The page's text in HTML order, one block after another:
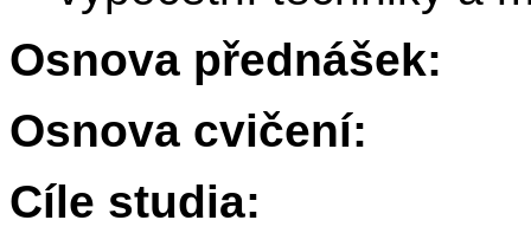
Osnova přednášek:
Osnova cvičení:
Cíle studia: